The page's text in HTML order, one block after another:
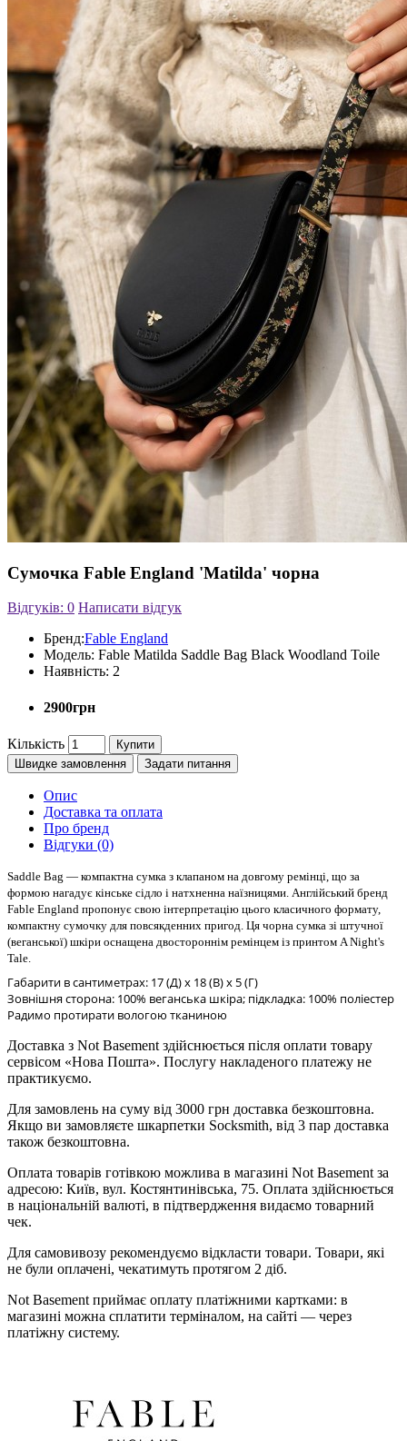
Сумочка Fable England 'Matilda' чорна
Відгуків: 0 Написати відгук
Бренд:Fable England
Модель: Fable Matilda Saddle Bag Black Woodland Toile
Наявність: 2
2900грн
Кількість
Купити
Швидке замовлення
Задати питання
Опис
Доставка та оплата
Про бренд
Відгуки (0)
Saddle Bag — компактна сумка з клапаном на довгому ремінці, що за
формою нагадує кінське сідло і натхненна наїзницями. Англійський бренд
Fable England пропонує свою інтерпретацію цього класичного формату,
компактну сумочку для повсякденних пригод. Ця чорна сумка зі штучної
(веганської) шкіри оснащена двостороннім ремінцем із принтом A Night's
Tale
Габарити в сантиметрах: 17 (Д) x 18 (В) x 5 (Г)
Зовнішня сторона: 100% веганська шкіра; підкладка: 100% поліестер
Радимо протирати вологою тканиною
Доставка з Not Basement здійснюється після оплати товару
сервісом «Нова Пошта». Послугу накладеного платежу не
практикуємо.
Для замовлень на суму від 3000 грн доставка безкоштовна.
Якщо ви замовляєте шкарпетки Socksmith, від 3 пар доставка
також безкоштовна.
Оплата товарів готівкою можлива в магазині Not Basement за
адресою: Київ, вул. Костянтинівська, 75. Оплата здійснюється
в національній валюті, в підтвердження видаємо товарний
чек.
Для самовивозу рекомендуємо відкласти товари. Товари, які
не були оплачені, чекатимуть протягом 2 діб.
Not Basement приймає оплату платіжними картками: в
магазині можна сплатити терміналом, на сайті — через
платіжну систему.